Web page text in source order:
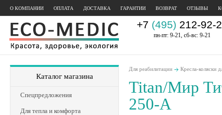
О КОМПАНИИ ОПЛАТА ДОСТАВКА ГАРАНТИИ ВОЗВРАТ ОТЗЫВЫ
+7 (495) 212-92-
пн-пт: 9-21, сб-вс: 9-21
Каталог магазина
Спецпредложения
Для тепла и комфорта
Для реабилитации Кресла-коляски
Titan/Мир
250-A